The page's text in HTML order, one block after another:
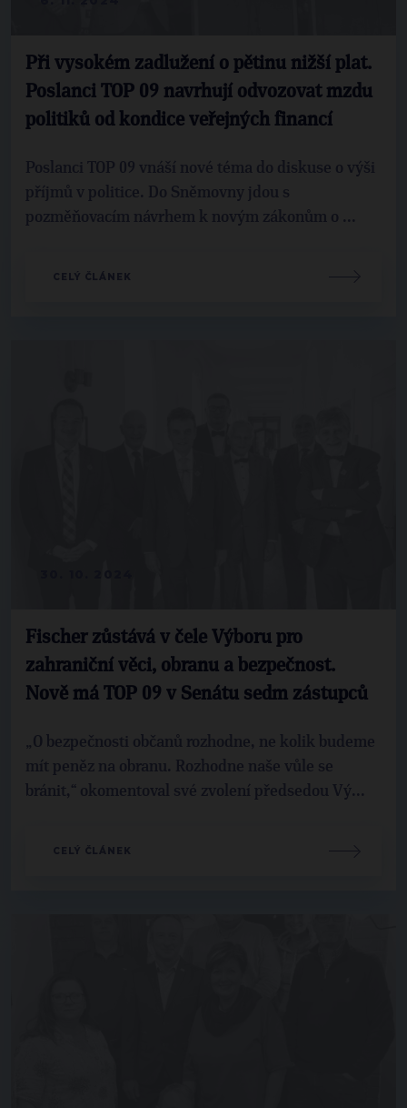
Při vysokém zadlužení o pětinu nižší plat.
Poslanci TOP 09 navrhují odvozovat mzdu
politiků od kondice veřejných financí
Poslanci TOP 09 vnáší nové téma do diskuse o výši
příjmů v politice. Do Sněmovny jdou s
pozměňovacím návrhem k novým zákonům o ...
CELÝ ČLÁNEK
Fischer zůstává v čele Výboru pro
zahraniční věci, obranu a bezpečnost.
Nově má TOP 09 v Senátu sedm zástupců
„O bezpečnosti občanů rozhodne, ne kolik budeme
mít peněz na obranu. Rozhodne naše vůle se
bránit,“ okomentoval své zvolení předsedou Vý...
CELÝ ČLÁNEK